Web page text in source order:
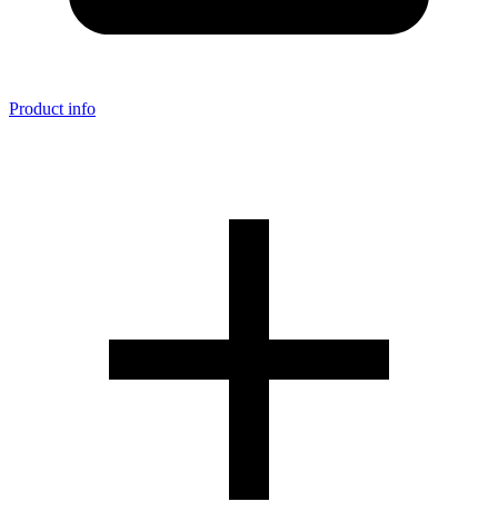
Product info